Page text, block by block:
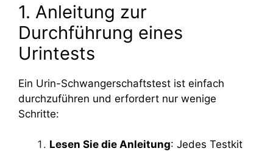
1. Anleitung zur
Durchführung eines
Urintests
Ein Urin-Schwangerschaftstest ist einfach
durchzuführen und erfordert nur wenige
Schritte:
Lesen Sie die Anleitung: Jedes Testkit